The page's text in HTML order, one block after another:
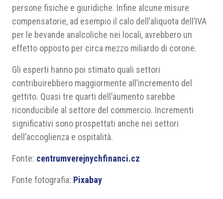
persone fisiche e giuridiche. Infine alcune misure
compensatorie, ad esempio il calo dell’aliquota dell’IVA
per le bevande analcoliche nei locali, avrebbero un
effetto opposto per circa mezzo miliardo di corone.
Gli esperti hanno poi stimato quali settori
contribuirebbero maggiormente all’incremento del
gettito. Quasi tre quarti dell’aumento sarebbe
riconducibile al settore del commercio. Incrementi
significativi sono prospettati anche nei settori
dell’accoglienza e ospitalità.
Fonte: centrumverejnychfinanci.cz
Fonte fotografia: Pixabay